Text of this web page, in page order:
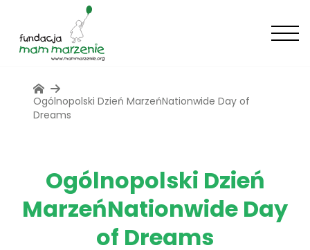
Ogólnopolski Dzień MarzeńNationwide Day of
Dreams
Ogólnopolski Dzień
MarzeńNationwide Day
of Dreams